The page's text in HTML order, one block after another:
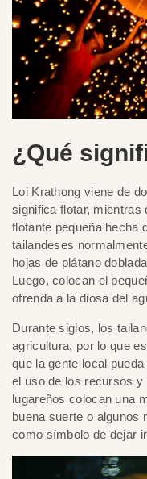
¿Qué
Loi Krathong viene de
significa flotar, mientras
flotante pequeña hecha
tailandeses
hojas de plátano
Luego, colocan el
ofrenda a la diosa del
Durante siglos, los
agricultura, por lo que
que la gente local
el uso de los recursos y
lugareños colocan una
buena suerte o algunos
como símbolo de dejar